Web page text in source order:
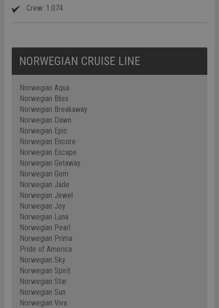
Crew: 1.074
NORWEGIAN CRUISE LINE
Norwegian Aqua
Norwegian Bliss
Norwegian Breakaway
Norwegian Dawn
Norwegian Epic
Norwegian Encore
Norwegian Escape
Norwegian Getaway
Norwegian Gem
Norwegian Jade
Norwegian Jewel
Norwegian Joy
Norwegian Luna
Norwegian Pearl
Norwegian Prima
Pride of America
Norwegian Sky
Norwegian Spirit
Norwegian Star
Norwegian Sun
Norwegian Viva